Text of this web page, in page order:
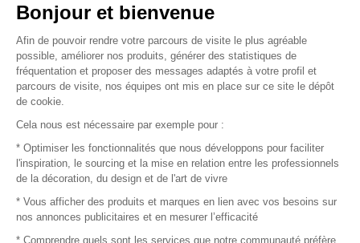
Vendez vos produits
Plan du site
© 2016 –Organisation SAFI
Recrutement
Bonjour et bienvenue
Afin de pouvoir rendre votre parcours de visite le plus agréable
possible, améliorer nos produits, générer des statistiques de
fréquentation et proposer des messages adaptés à votre profil et
parcours de visite, nos équipes ont mis en place sur ce site le dépôt
de cookie.
Cela nous est nécessaire par exemple pour :
* Optimiser les fonctionnalités que nous développons pour faciliter
l'inspiration, le sourcing et la mise en relation entre les professionnels
de la décoration, du design et de l'art de vivre
* Vous afficher des produits et marques en lien avec vos besoins sur
nos annonces publicitaires et en mesurer l’efficacité
* Comprendre quels sont les services que notre communauté préfère